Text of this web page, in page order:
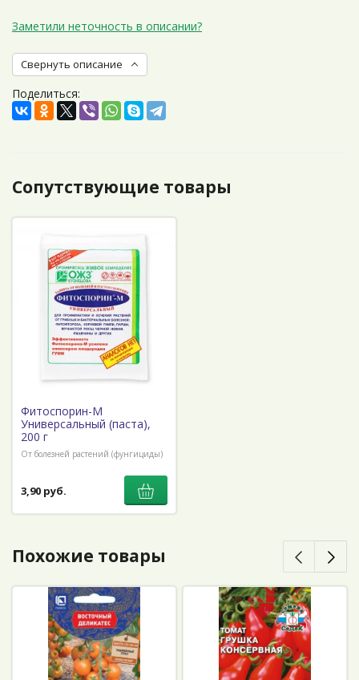
Заметили неточность в описании?
Свернуть описание
Поделиться:
Сопутствующие товары
Фитоспорин-М
Универсальный (паста),
200 г
От болезней растений (фунгициды)
3,90 руб.
Похожие товары